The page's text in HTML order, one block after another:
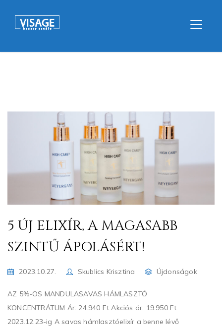
5 ÚJ ELIXÍR, A MAGASABB
SZINTŰ ÁPOLÁSÉRT!
2023.10.27. Skublics Krisztina Újdonságok
AZ 5%-OS MANDULASAVAS HÁMLASZTÓ
KONCENTRÁTUM Ár: 24.940 Ft Akciós ár: 19.950 Ft
2023.12.23-ig A savas hámlasztóelixír a benne lévő